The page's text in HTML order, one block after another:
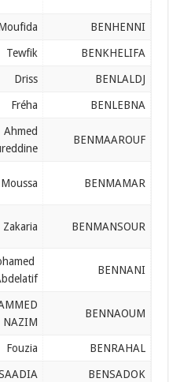
Moufida
Dentaire
Tewfik
Médecine
Driss
Pharmacie
Fréha
Médecine
Moussa
Médecine
Zakaria
Pharmacie
Fouzia
Médecine
SAADIA
Dentaire